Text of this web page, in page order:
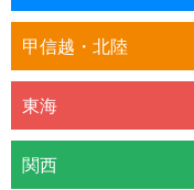
甲信越・北陸
東海
関西